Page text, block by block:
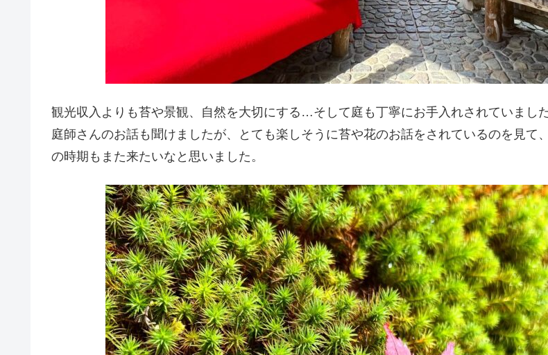
観光収入よりも苔や景観、自然を大切にする…そして庭も丁寧にお手入れされていまし
庭師さんのお話も聞けましたが、とても楽しそうに苔や花のお話をされているのを見て
の時期もまた来たいなと思いました。